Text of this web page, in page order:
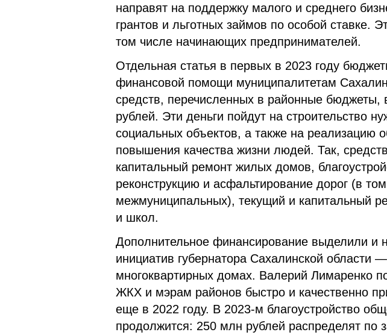
направят на поддержку малого и среднего
грантов и льготных займов по особой ставке.
том числе начинающих предпринимателей.
Отдельная статья в первых в 2023 году
финансовой помощи муниципалитетам
средств, перечисленных в районные бюджеты,
рублей. Эти деньги пойдут на строительство
социальных объектов, а также на реализацию
повышения качества жизни людей. Так,
капитальный ремонт жилых домов,
реконструкцию и асфальтирование дорог (в
межмуниципальных), текущий и капитальный
и школ.
Дополнительное финансирование выделили и
инициатив губернатора Сахалинской области
многоквартирных домах. Валерий Лимаренко
ЖКХ и мэрам районов быстро и качественно
еще в 2022 году. В 2023-м благоустройство
продолжится: 250 млн рублей распределят по